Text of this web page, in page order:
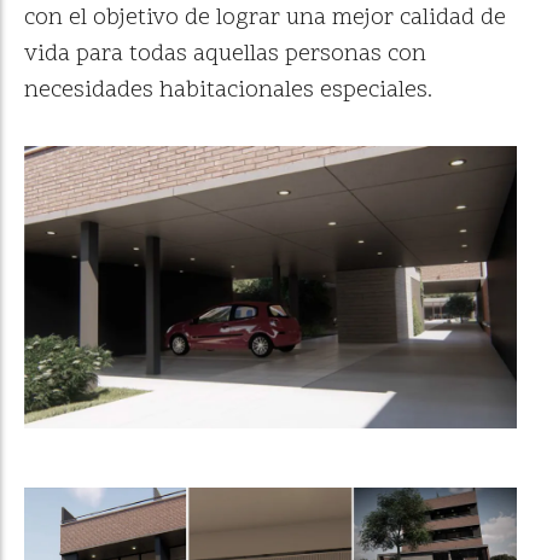
con el objetivo de lograr una mejor calidad de
vida para todas aquellas personas con
necesidades habitacionales especiales.